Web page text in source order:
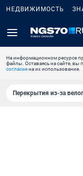
НЕДВИЖИМОСТЬ
На информационном ресурсе
файлы. Оставаясь на сайте, вы
согласиена их использование.
Перекрытия из-за